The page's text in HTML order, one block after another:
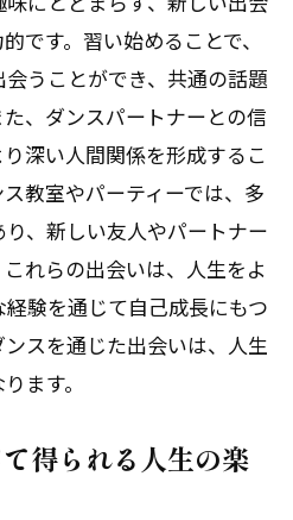
です。習い始めることで、
うことができ、共通の話題
、ダンスパートナーとの信
深い人間関係を形成するこ
教室やパーティーでは、多
、新しい友人やパートナー
れらの出会いは、人生をよ
験を通じて自己成長にもつ
スを通じた出会いは、人生
ます。
得られる人生の楽